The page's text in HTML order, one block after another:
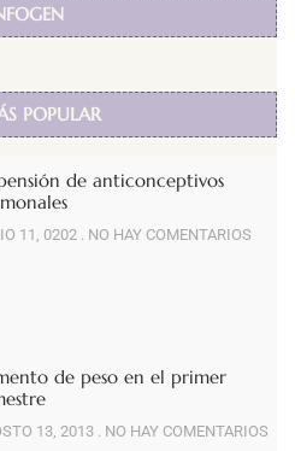
POPULAR
de anticonceptivos
11, 0202 NO HAY COMENTARIOS
de peso en el primer
13, 2013 NO HAY COMENTARIOS